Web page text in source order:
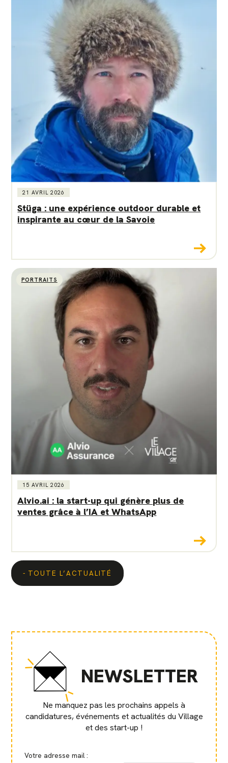
21 AVRIL 2026
Stüga : une expérience outdoor durable et
inspirante au cœur de la Savoie
PORTRAITS
15 AVRIL 2026
Alvio.ai : la start-up qui génère plus de
ventes grâce à l’IA et WhatsApp
TOUTE L’ACTUALITÉ
NEWSLETTER
Ne manquez pas les prochains appels à
candidatures, événements et actualités du Village
et des start-up !
Votre adresse mail :